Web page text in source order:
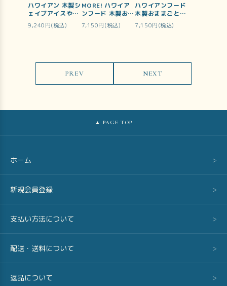
ハワイアン 木製シ
ェイブアイスやさ
んセット
9,240円(税込)
MORE! ハワイア
ンフード 木製おま
まごとセット
7,150円(税込)
ハワイアンフード
木製おままごとセ
ット
7,150円(税込)
PREV NEXT
▲ PAGE TOP
ホーム >
新規会員登録 >
支払い方法について >
配送・送料について >
返品について >